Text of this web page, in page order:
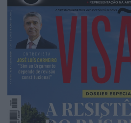
meia hora até que lhe
onde saiu sem saber ao certo
“Ainda tenho os pulsos
que está neste momento não
defesa, mas a ponderar uma
forma como foi tratado pela
Detenções Para a polícia e